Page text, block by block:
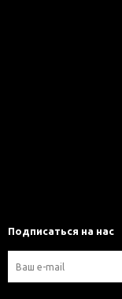
Подписаться на нас